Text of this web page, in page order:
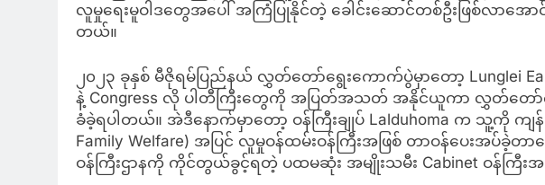
လူမှုရေးမူဝါဒတွေအပေါ် အကြံပြုနိုင်တဲ့ ခေါင်းဆောင်တစ်ဦးဖြစ်လာအောင်
တယ်။
၂၀၂၃ ခုနှစ် မီဇိုရမ်ပြည်နယ် လွှတ်တော်ရွေးကောက်ပွဲမှာတော့ Lunglei
နဲ့ Congress လို ပါတီကြီးတွေကို အပြတ်အသတ် အနိုင်ယူကာ လွှတ်တော်ကို
ခံခဲ့ရပါတယ်။ အဲဒီနောက်မှာတော့ ဝန်ကြီးချုပ် Lalduhoma က သူ့ကို ကျန်
Family Welfare) အပြင် လူမှုဝန်ထမ်းဝန်ကြီးအဖြစ် တာဝန်ပေးအပ်ခဲ့တ
ဝန်ကြီးဌာနကို ကိုင်တွယ်ခွင့်ရတဲ့ ပထမဆုံး အမျိုးသမီး Cabinet ဝန်ကြီး